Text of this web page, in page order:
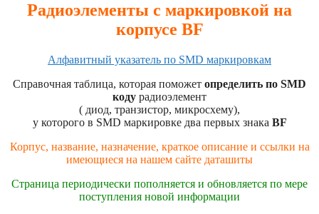
Радиоэлементы с маркировкой на
корпусе BF
Алфавитный указатель по SMD маркировкам
Справочная таблица, которая поможет определить по SMD
коду радиоэлемент
( диод, транзистор, микросхему),
у которого в SMD маркировке два первых знака BF
Корпус, название, назначение, краткое описание и ссылки на
имеющиеся на нашем сайте даташиты
Страница периодически пополняется и обновляется по мере
поступления новой информации